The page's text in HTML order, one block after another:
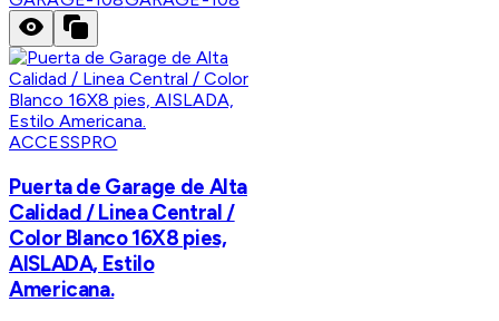
ACCESSPRO
Puerta de Garage de Alta
Calidad / Linea Central /
Color Blanco 16X8 pies,
AISLADA, Estilo
Americana.